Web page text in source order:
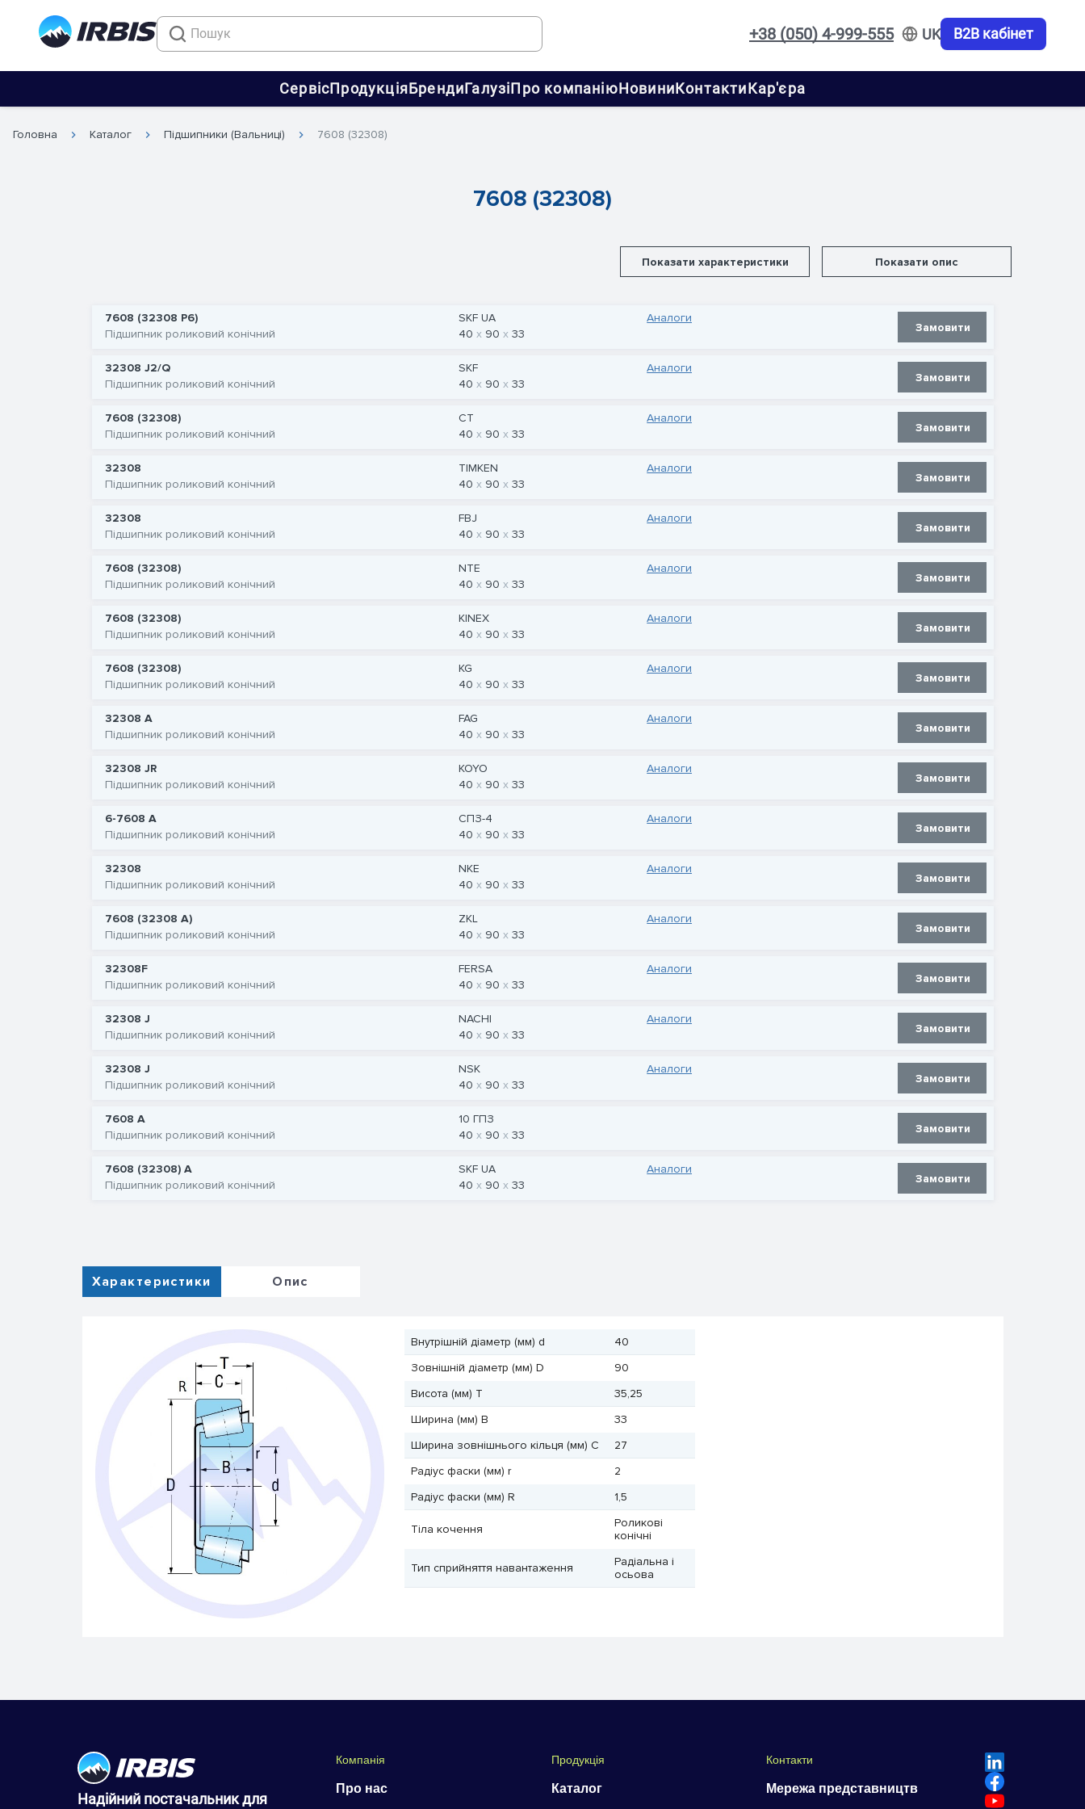
+38 (050) 4-999-555 UK B2B кабінет
СервісПродукціяБрендиГалузіПро компаніюНовиниКонтактиКар'єра
Головна Каталог Підшипники (Вальниці) 7608 (32308)
7608 (32308)
Показати характеристики Показати опис
7608 (32308 P6)
Підшипник роликовий конічний
SKF UA
40
90 33
Аналоги
Замовити
32308 J2/Q
Підшипник роликовий конічний
SKF
40
90 33
Аналоги
Замовити
7608 (32308)
Підшипник роликовий конічний
CT
40
90 33
Аналоги
Замовити
32308
Підшипник роликовий конічний
TIMKEN
40
90 33
Аналоги
Замовити
32308
Підшипник роликовий конічний
FBJ
40
90 33
Аналоги
Замовити
7608 (32308)
Підшипник роликовий конічний
NTE
40
90 33
Аналоги
Замовити
7608 (32308)
Підшипник роликовий конічний
KINEX
40
90 33
Аналоги
Замовити
7608 (32308)
Підшипник роликовий конічний
KG
40
90 33
Аналоги
Замовити
32308 A
Підшипник роликовий конічний
FAG
40
90 33
Аналоги
Замовити
32308 JR
Підшипник роликовий конічний
KOYO
40
90 33
Аналоги
Замовити
6-7608 А
Підшипник роликовий конічний
СПЗ-4
40
90 33
Аналоги
Замовити
32308
Підшипник роликовий конічний
NKE
40
90 33
Аналоги
Замовити
7608 (32308 A)
Підшипник роликовий конічний
ZKL
40
90 33
Аналоги
Замовити
32308F
Підшипник роликовий конічний
FERSA
40
90 33
Аналоги
Замовити
32308 J
Підшипник роликовий конічний
NACHI
40
90 33
Аналоги
Замовити
32308 J
Підшипник роликовий конічний
NSK
40
90 33
Аналоги
Замовити
7608 А
Підшипник роликовий конічний
10 ГПЗ
40
90 33 Замовити
7608 (32308) А
Підшипник роликовий конічний
SKF UA
40
90 33
Аналоги
Замовити
Характеристики Опис
Внутрішній діаметр (мм) d
40
Зовнішній діаметр (мм) D
90
Висота (мм) T
35,25
Ширина (мм) B
33
Ширина зовнішнього кільця (мм) C
27
Радіус фаски (мм) r
2
Радіус фаски (мм) R
1,5
Тіла кочення
Роликові
конічні
Тип сприйняття навантаження
Радіальна і
осьова
Надійний постачальник для
Компанія
Про нас
Продукція
Каталог
Контакти
Мережа представництв